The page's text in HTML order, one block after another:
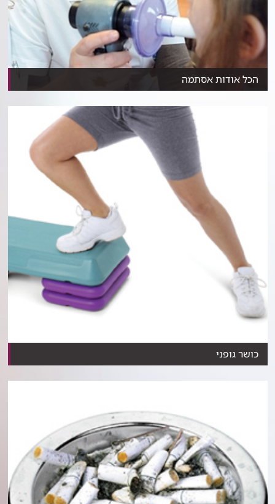
הכל אודות אסתמה
למחצית מהילדים מתחת לגיל 3 יהיו אירועי 'צפצופים' ה...
כושר גופני
כיצד תעקבו אחרי קצב התקדמות הכושר הגופני שלכם, מהו...